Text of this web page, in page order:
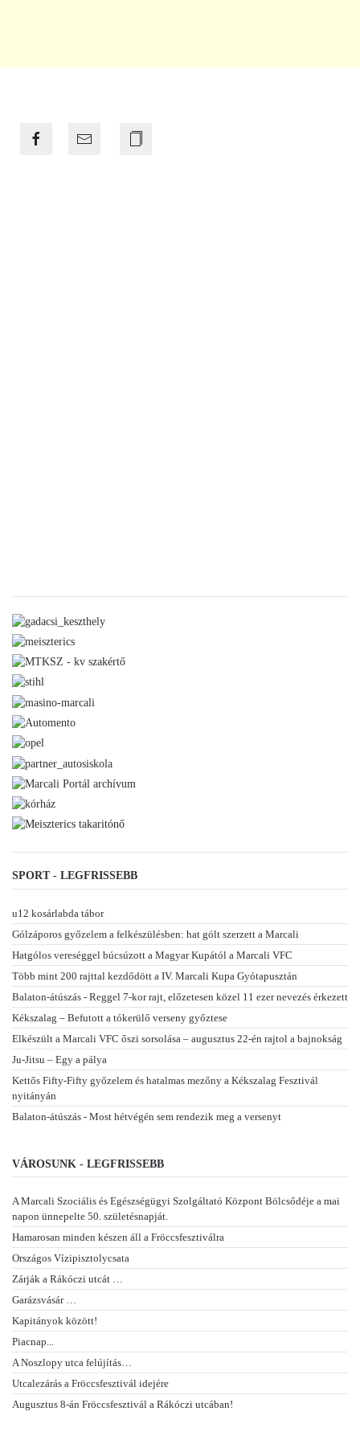
SPORT - LEGFRISSEBB
u12 kosárlabda tábor
Gólzáporos győzelem a felkészülésben: hat gólt szerzett a Marcali
Hatgólos vereséggel búcsúzott a Magyar Kupától a Marcali VFC
Több mint 200 rajttal kezdődött a IV. Marcali Kupa Gyótapusztán
Balaton-átúszás - Reggel 7-kor rajt, előzetesen közel 11 ezer nevezés érkezett
Kékszalag – Befutott a tókerülő verseny győztese
Elkészült a Marcali VFC őszi sorsolása – augusztus 22-én rajtol a bajnokság
Ju-Jitsu – Egy a pálya
Kettős Fifty-Fifty győzelem és hatalmas mezőny a Kékszalag Fesztivál
nyitányán
Balaton-átúszás - Most hétvégén sem rendezik meg a versenyt
VÁROSUNK - LEGFRISSEBB
A Marcali Szociális és Egészségügyi Szolgáltató Központ Bölcsődéje a mai
napon ünnepelte 50. születésnapját.
Hamarosan minden készen áll a Fröccsfesztiválra
Országos Vízipisztolycsata
Zárják a Rákóczi utcát …
Garázsvásár …
Kapitányok között!
Piacnap...
A Noszlopy utca felújítás…
Utcalezárás a Fröccsfesztivál idejére
Augusztus 8-án Fröccsfesztivál a Rákóczi utcában!